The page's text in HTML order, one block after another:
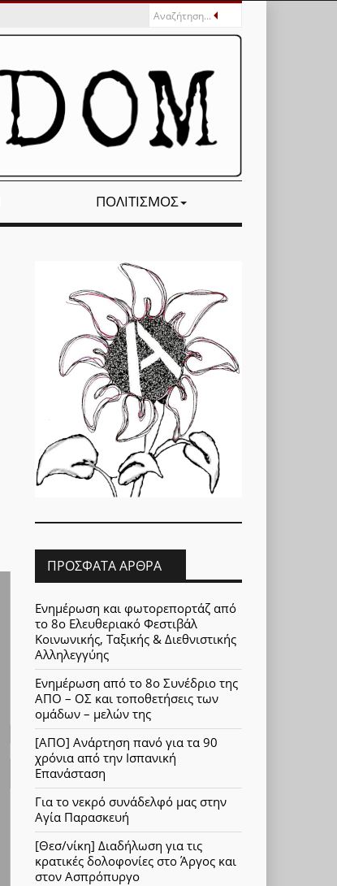
ΠΟΛΙΤΙΣΜΌΣ
ΠΡΌΣΦΑΤΑ ΆΡΘΡΑ
Ενημέρωση και φωτορεπορτάζ από
το 8ο Ελευθεριακό Φεστιβάλ
Κοινωνικής, Ταξικής & Διεθνιστικής
Αλληλεγγύης
Ενημέρωση από το 8ο Συνέδριο της
ΑΠΟ – ΟΣ και τοποθετήσεις των
ομάδων – μελών της
[ΑΠΟ] Ανάρτηση πανό για τα 90
χρόνια από την Ισπανική
Επανάσταση
Για το νεκρό συνάδελφό μας στην
Αγία Παρασκευή
[Θεσ/νίκη] Διαδήλωση για τις
κρατικές δολοφονίες στο Άργος και
στον Ασπρόπυργο